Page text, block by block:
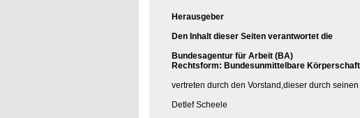
Herausgeber
Den Inhalt dieser Seiten verantwortet die
Bundesagentur für Arbeit (BA)
Rechtsform: Bundesunmittelbare
vertreten durch den Vorstand,dieser durch
Detlef Scheele